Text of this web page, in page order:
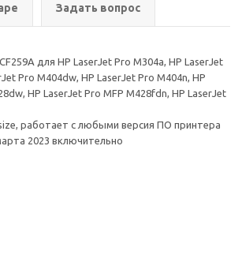
Задать вопрос
для HP LaserJet Pro M304a, HP LaserJet
Pro M404dw, HP LaserJet Pro M404n, HP
HP LaserJet Pro MFP M428fdn, HP LaserJet
работает с любыми версия ПО принтера
2023 включительно